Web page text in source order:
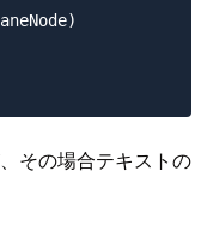
その場合テキストの